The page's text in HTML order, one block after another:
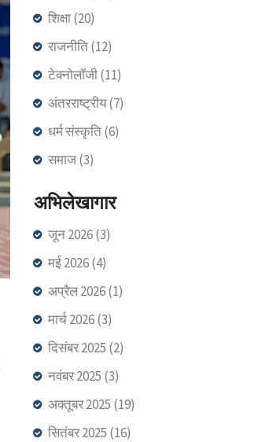
शिक्षा(20)
राजनीति(12)
टेक्नोलॉजी(11)
अंतरराष्ट्रीय(7)
धर्म संस्कृति(6)
समाज(3)
अभिलेखागार
जून 2026(3)
मई 2026(4)
अप्रैल 2026(1)
मार्च 2026(3)
दिसंबर 2025 (2)
नवंबर 2025 (3)
अक्तूबर 2025 (19)
सितंबर 2025 (16)